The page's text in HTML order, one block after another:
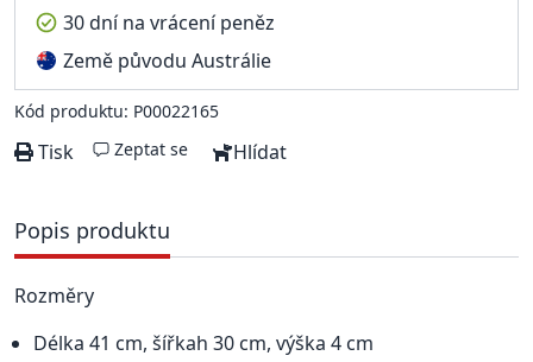
30 dní na vrácení peněz
Země původu Austrálie
Kód produktu: P00022165
Tisk Zeptat se Hlídat
Popis produktu
Rozměry
Délka 41 cm, šířkah 30 cm, výška 4 cm